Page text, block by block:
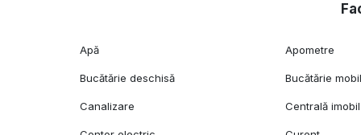
Apă Apometre
Bucătărie deschisă Bucătărie
Canalizare Centrală imobil